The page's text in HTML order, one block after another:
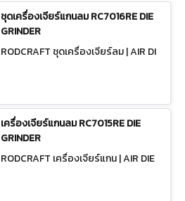
ชุดเครื่องเจียร์แกนลม RC7016RE DIE
GRINDER
RODCRAFT ชุดเครื่องเจียร์ลม | AIR DI
เครื่องเจียร์แกนลม RC7015RE DIE
GRINDER
RODCRAFT เครื่องเจียร์แกน | AIR DIE